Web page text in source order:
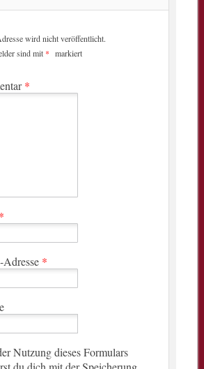
wird nicht veröffentlicht.
sind mit * markiert
*
*
*
Nutzung dieses Formulars